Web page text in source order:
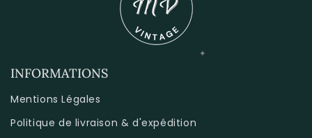
INFORMATIONS
Mentions Légales
Politique de livraison & d'expédition